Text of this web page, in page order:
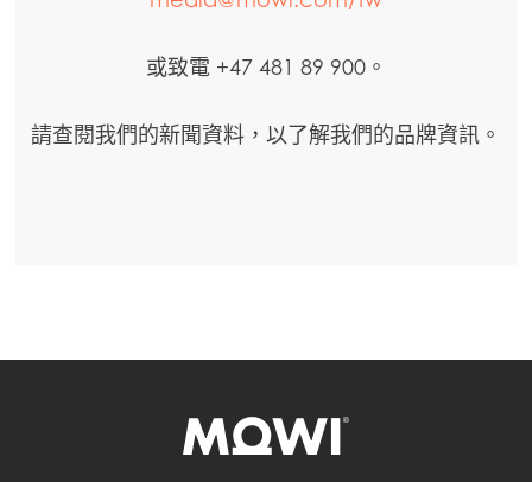
或致電 +47 481 89 900。
請查閱我們的新聞資料，以了解我們的品牌資訊。